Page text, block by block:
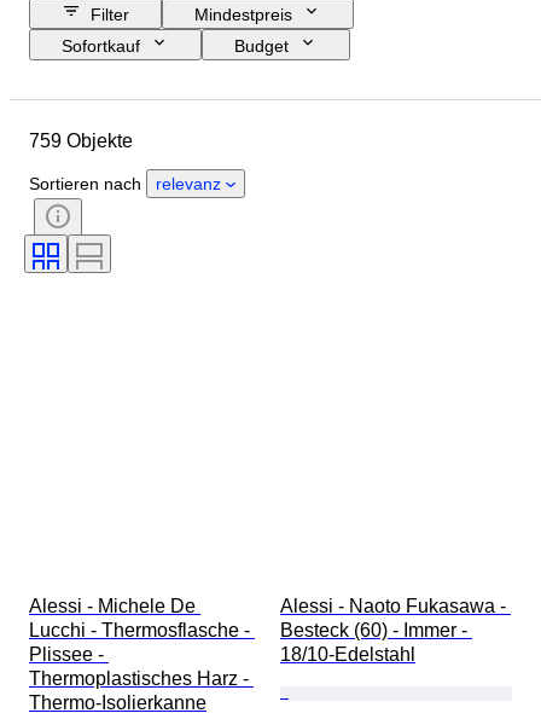
Filter
Mindestpreis
Sofortkauf
Budget
Objekt
Geschlecht
Zustand
Zubehör
Thema
Unterschrift
759 Objekte
Sortieren nach relevanz
Alessi - Michele De
Lucchi - Thermosflasche -
Plissee -
Thermoplastisches Harz -
Thermo-Isolierkanne
Alessi - Naoto Fukasawa -
Besteck (60) - Immer -
18/10-Edelstahl